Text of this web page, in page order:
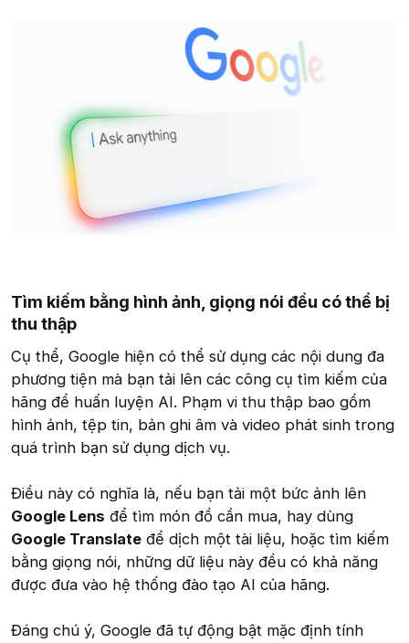
Tìm kiếm bằng hình ảnh, giọng nói đều có thể bị
thu thập​
Cụ thể, Google hiện có thể sử dụng các nội dung đa
phương tiện mà bạn tải lên các công cụ tìm kiếm của
hãng để huấn luyện AI. Phạm vi thu thập bao gồm
hình ảnh, tệp tin, bản ghi âm và video phát sinh trong
quá trình bạn sử dụng dịch vụ.
Điều này có nghĩa là, nếu bạn tải một bức ảnh lên
Google Lens để tìm món đồ cần mua, hay dùng
Google Translate để dịch một tài liệu, hoặc tìm kiếm
bằng giọng nói, những dữ liệu này đều có khả năng
được đưa vào hệ thống đào tạo AI của hãng.
Đáng chú ý, Google đã tự động bật mặc định tính